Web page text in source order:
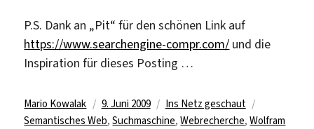
P.S. Dank an „Pit“ für den schönen Link auf
https://www.searchengine-compr.com/ und die
Inspiration für dieses Posting …
Autor
Mario Kowalak
Veröffentlicht
am
9. Juni 2009 Kategorien
Ins Netz geschaut
Semantisches Web,Suchmaschine,Webrecherche,Wolfram